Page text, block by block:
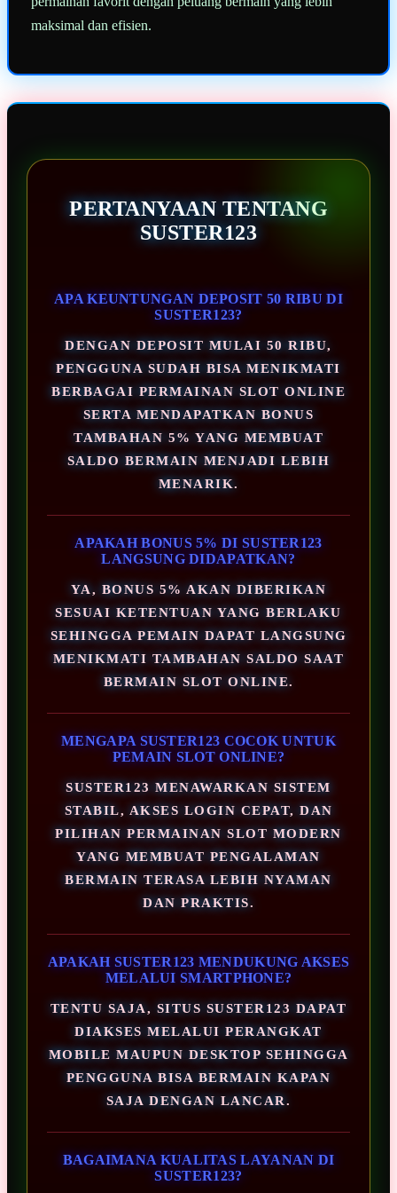
maksimal dan efisien.
PERTANYAAN TENTANG
SUSTER123
APA KEUNTUNGAN DEPOSIT 50 RIBU DI
SUSTER123?
DENGAN DEPOSIT MULAI 50 RIBU,
PENGGUNA SUDAH BISA MENIKMATI
BERBAGAI PERMAINAN SLOT ONLINE
SERTA MENDAPATKAN BONUS
TAMBAHAN 5% YANG MEMBUAT
SALDO BERMAIN MENJADI LEBIH
MENARIK.
APAKAH BONUS 5% DI SUSTER123
LANGSUNG DIDAPATKAN?
YA, BONUS 5% AKAN DIBERIKAN
SESUAI KETENTUAN YANG BERLAKU
SEHINGGA PEMAIN DAPAT LANGSUNG
MENIKMATI TAMBAHAN SALDO SAAT
BERMAIN SLOT ONLINE.
MENGAPA SUSTER123 COCOK UNTUK
PEMAIN SLOT ONLINE?
SUSTER123 MENAWARKAN SISTEM
STABIL, AKSES LOGIN CEPAT, DAN
PILIHAN PERMAINAN SLOT MODERN
YANG MEMBUAT PENGALAMAN
BERMAIN TERASA LEBIH NYAMAN
DAN PRAKTIS.
APAKAH SUSTER123 MENDUKUNG AKSES
MELALUI SMARTPHONE?
TENTU SAJA, SITUS SUSTER123 DAPAT
DIAKSES MELALUI PERANGKAT
MOBILE MAUPUN DESKTOP SEHINGGA
PENGGUNA BISA BERMAIN KAPAN
SAJA DENGAN LANCAR.
BAGAIMANA KUALITAS LAYANAN DI
SUSTER123?